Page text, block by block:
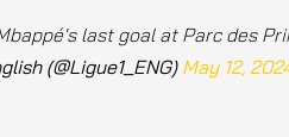
last goal at Parc des
(@Ligue1_ENG) May 12,